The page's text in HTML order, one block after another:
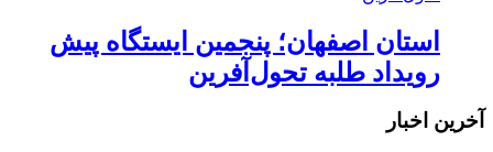
استان اصفهان؛ پنجمین ایستگاه پیش
رویداد طلبه تحول‌آفرین
آخرین اخبار